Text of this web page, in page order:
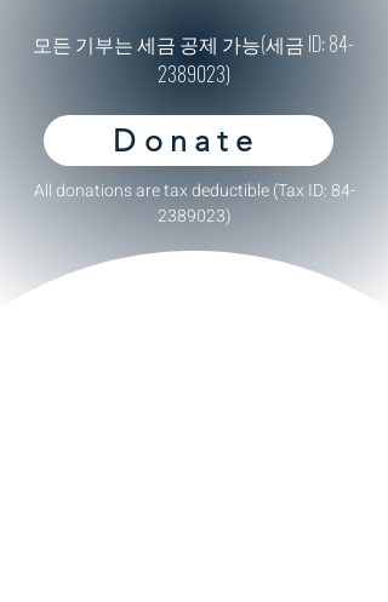
모든 기부는 세금 공제 가능(세금 ID: 84-
2389023)
Donate
All donations are tax deductible (Tax ID:84-
2389023)